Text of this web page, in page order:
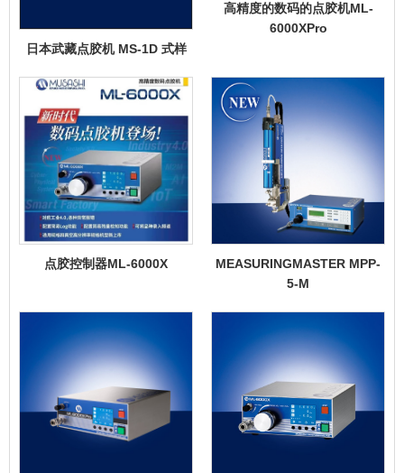
日本武藏点胶机 MS-1D 式样
高精度的数码的点胶机ML-
6000XPro
点胶控制器ML-6000X
MEASURINGMASTER MPP-
5-M